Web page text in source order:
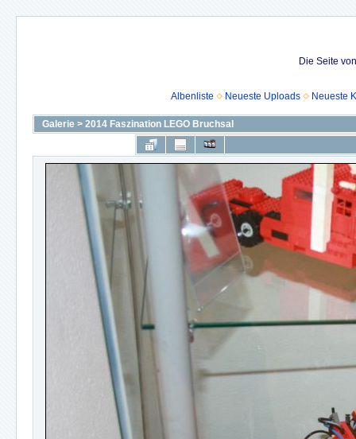
Die Seite
Albenliste Neueste Uploads Neueste
Galerie > 2014 Faszination LEGO Bruchsal